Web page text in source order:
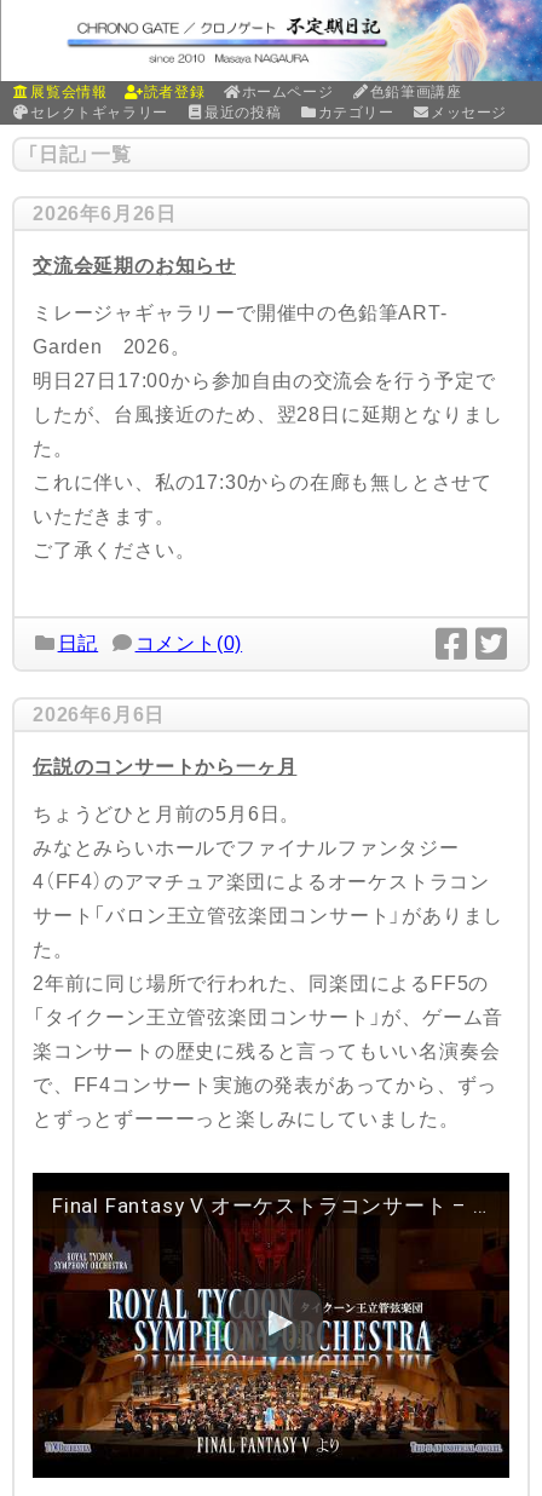
展覧会情報 読者登録 ホームページ
色鉛筆画講座
セレクトギャラリー
最近の投稿 カテゴリー メッセージ
「 日記」一覧
2026年6月26日
交流会延期のお知らせ
ミレージャギャラリーで開催中の色鉛筆ART-
Garden 2026。
明日27日17:00から参加自由の交流会を行う予定で
したが、台風接近のため、翌28日に延期となりまし
た。
これに伴い、私の17:30からの在廊も無しとさせて
いただきます。
ご了承ください。
日記 コメント(0)
2026年6月6日
伝説のコンサートから一ヶ月
ちょうどひと月前の5月6日。
みなとみらいホールでファイナルファンタジー
4（FF4）のアマチュア楽団によるオーケストラコン
サート「バロン王立管弦楽団コンサート」がありまし
た。
2年前に同じ場所で行われた、同楽団によるFF5の
「タイクーン王立管弦楽団コンサート」が、ゲーム音
楽コンサートの歴史に残ると言ってもいい名演奏会
で、FF4コンサート実施の発表があってから、ずっ
とずっとずーーーっと楽しみにしていました。
Final Fantasy V オーケストラコンサート – TYWOrch / タイクーン王立管弦楽団